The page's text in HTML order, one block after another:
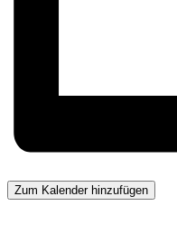
Zum Kalender hinzufügen